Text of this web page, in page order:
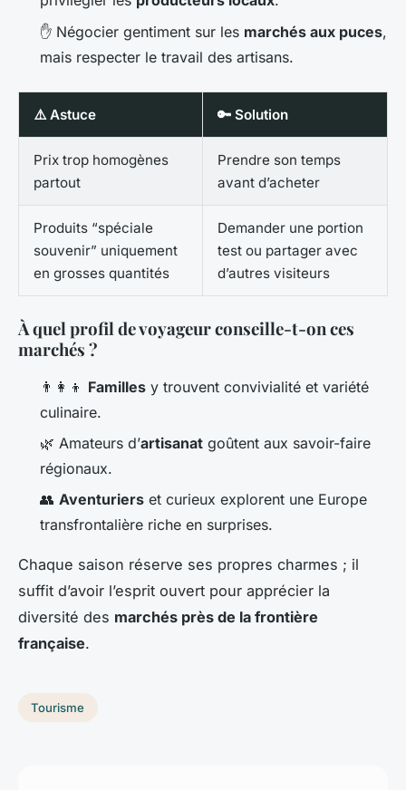
✋ Négocier gentiment sur les marchés aux puces,
mais respecter le travail des artisans.
⚠️ Astuce 🔑 Solution
Prix trop homogènes
partout
Prendre son temps
avant d’acheter
Produits “spéciale
souvenir” uniquement
en grosses quantités
Demander une portion
test ou partager avec
d’autres visiteurs
À quel profil de voyageur conseille-t-on ces
marchés ?
👨‍👩‍👦 Familles y trouvent convivialité et variété
culinaire.
🌿 Amateurs d’artisanat goûtent aux savoir-faire
régionaux.
👥 Aventuriers et curieux explorent une Europe
transfrontalière riche en surprises.
Chaque saison réserve ses propres charmes ; il
suffit d’avoir l’esprit ouvert pour apprécier la
diversité des marchés près de la frontière
française.
Tourisme